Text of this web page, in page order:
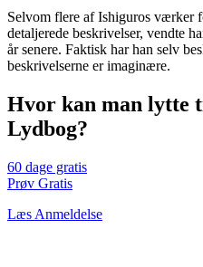
Selvom flere af Ishiguros værker
detaljerede beskrivelser, vendte
år senere. Faktisk har han selv
beskrivelserne er imaginære.
Hvor kan man lytte
Lydbog?
60 dage gratis
Prøv Gratis
Læs Anmeldelse